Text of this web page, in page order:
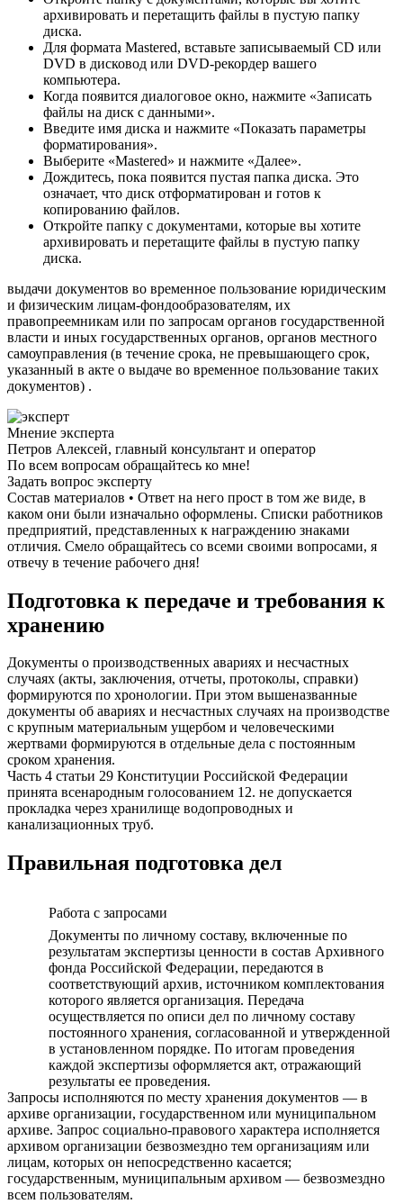
архивировать и перетащить файлы в пустую папку
диска.
Для формата Mastered, вставьте записываемый CD или
DVD в дисковод или DVD-рекордер вашего
компьютера.
Когда появится диалоговое окно, нажмите «Записать
файлы на диск с данными».
Введите имя диска и нажмите «Показать параметры
форматирования».
Выберите «Mastered» и нажмите «Далее».
Дождитесь, пока появится пустая папка диска. Это
означает, что диск отформатирован и готов к
копированию файлов.
Откройте папку с документами, которые вы хотите
архивировать и перетащите файлы в пустую папку
диска.
выдачи документов во временное пользование юридическим
и физическим лицам-фондообразователям, их
правопреемникам или по запросам органов государственной
власти и иных государственных органов, органов местного
самоуправления (в течение срока, не превышающего срок,
указанный в акте о выдаче во временное пользование таких
документов) .
Мнение эксперта
Петров Алексей, главный консультант и оператор
По всем вопросам обращайтесь ко мне!
Задать вопрос эксперту
Состав материалов • Ответ на него прост в том же виде, в
каком они были изначально оформлены. Списки работников
предприятий, представленных к награждению знаками
отличия. Смело обращайтесь со всеми своими вопросами, я
отвечу в течение рабочего дня!
Подготовка к передаче и требования к
хранению
Документы о производственных авариях и несчастных
случаях (акты, заключения, отчеты, протоколы, справки)
формируются по хронологии. При этом вышеназванные
документы об авариях и несчастных случаях на производстве
с крупным материальным ущербом и человеческими
жертвами формируются в отдельные дела с постоянным
сроком хранения.
Часть 4 статьи 29 Конституции Российской Федерации
принята всенародным голосованием 12. не допускается
прокладка через хранилище водопроводных и
канализационных труб.
Правильная подготовка дел
Работа с запросами
Документы по личному составу, включенные по
результатам экспертизы ценности в состав Архивного
фонда Российской Федерации, передаются в
соответствующий архив, источником комплектования
которого является организация. Передача
осуществляется по описи дел по личному составу
постоянного хранения, согласованной и утвержденной
в установленном порядке. По итогам проведения
каждой экспертизы оформляется акт, отражающий
результаты ее проведения.
Запросы исполняются по месту хранения документов — в
архиве организации, государственном или муниципальном
архиве. Запрос социально-правового характера исполняется
архивом организации безвозмездно тем организациям или
лицам, которых он непосредственно касается;
государственным, муниципальным архивом — безвозмездно
всем пользователям.